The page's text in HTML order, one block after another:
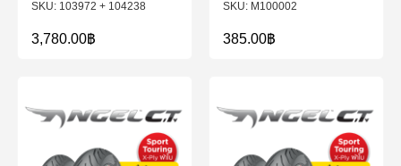
103972 + 104238
3,780.00฿
M100002
385.00฿